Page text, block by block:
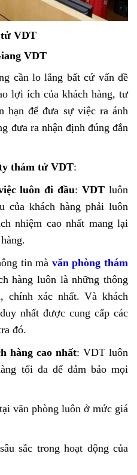
VDT
VDT
cần lo lắng bất cứ vấn đề
lợi ích của khách hàng, tư
hạn để đưa sự việc ra ánh
đưa ra nhận định đúng đắn
thám tử VDT:
luôn đi đầu:VDT luôn
của khách hàng phải luôn
nhiệm cao nhất mang lại
tin mà văn phòng thám
hàng luôn là những thông
chính xác nhất. Và khách
nhất được cung cấp các
đó.
hàng cao nhất: VDT luôn
tối đa để đảm bảo mọi
tại văn phòng luôn ở mức giá
sắc trong hoạt động của